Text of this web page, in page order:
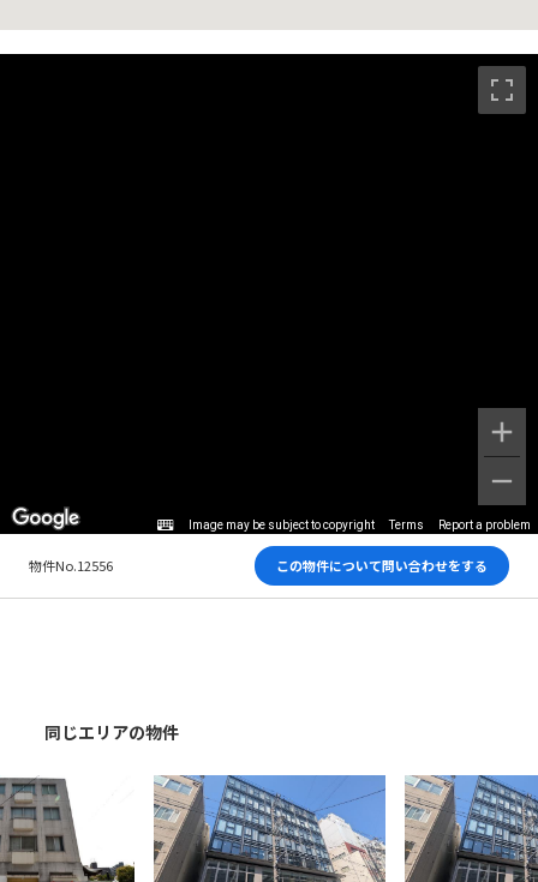
Image may be subject to copyright Terms Report a problem
物件No.12556 この物件について問い合わせをする
同じエリアの物件